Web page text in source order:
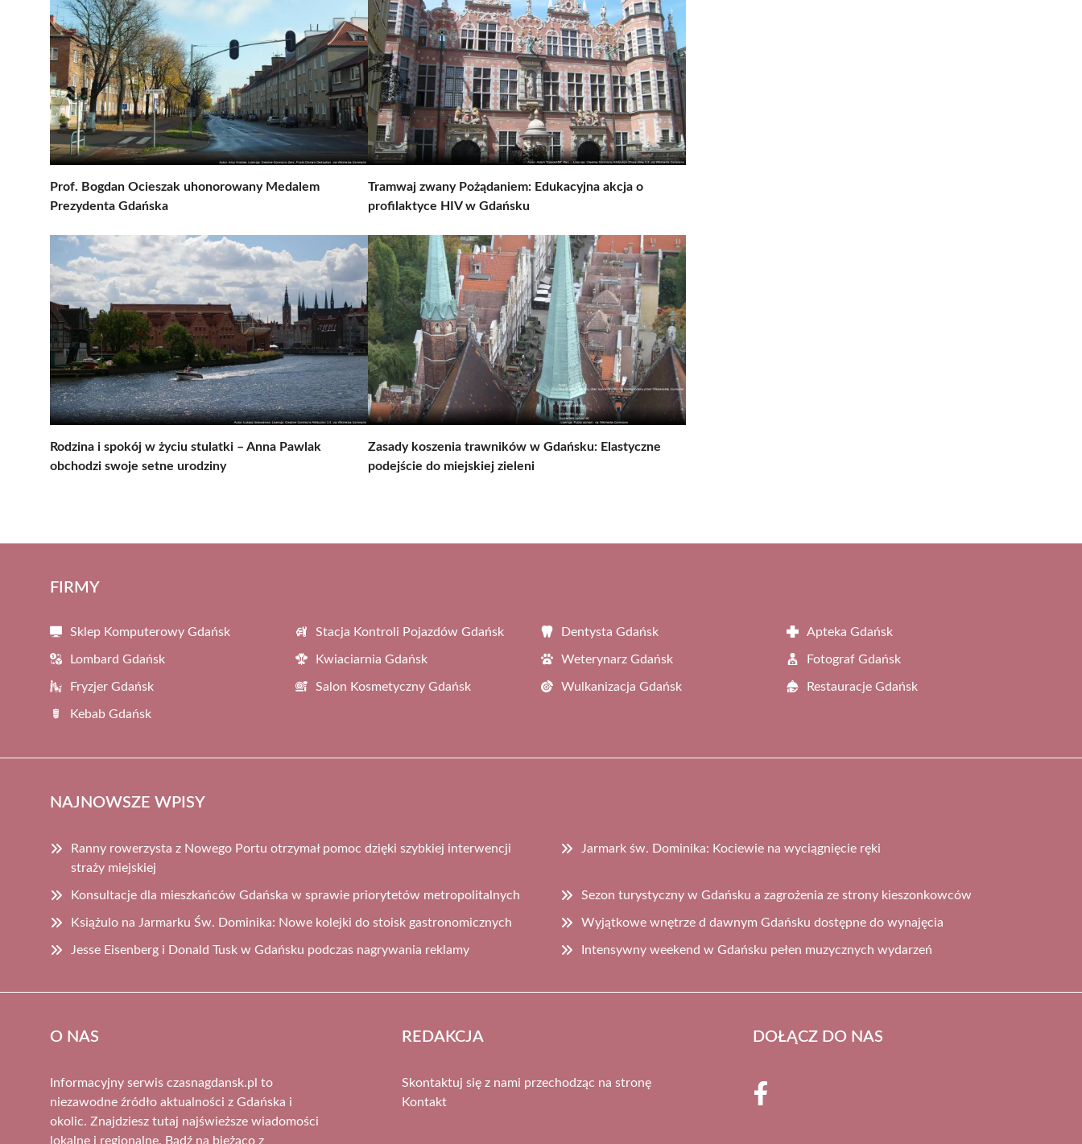
Prof. Bogdan Ocieszak uhonorowany Medalem
Prezydenta Gdańska
Tramwaj zwany Pożądaniem: Edukacyjna akcja o
profilaktyce HIV w Gdańsku
Rodzina i spokój w życiu stulatki – Anna Pawlak
obchodzi swoje setne urodziny
Zasady koszenia trawników w Gdańsku: Elastyczne
podejście do miejskiej zieleni
FIRMY
Sklep Komputerowy Gdańsk Stacja Kontroli Pojazdów Gdańsk Dentysta Gdańsk Apteka Gdańsk
Lombard Gdańsk Kwiaciarnia Gdańsk Weterynarz Gdańsk Fotograf Gdańsk
Fryzjer Gdańsk Salon Kosmetyczny Gdańsk Wulkanizacja Gdańsk Restauracje Gdańsk
Kebab Gdańsk
NAJNOWSZE WPISY
Ranny rowerzysta z Nowego Portu otrzymał pomoc dzięki szybkiej interwencji
straży miejskiej
Jarmark św. Dominika: Kociewie na wyciągnięcie ręki
Konsultacje dla mieszkańców Gdańska w sprawie priorytetów metropolitalnych Sezon turystyczny w Gdańsku a zagrożenia ze strony kieszonkowców
Książulo na Jarmarku Św. Dominika: Nowe kolejki do stoisk gastronomicznych Wyjątkowe wnętrze d dawnym Gdańsku dostępne do wynajęcia
Jesse Eisenberg i Donald Tusk w Gdańsku podczas nagrywania reklamy Intensywny weekend w Gdańsku pełen muzycznych wydarzeń
O NAS
Informacyjny serwis czasnagdansk.pl to
niezawodne źródło aktualności z Gdańska i
okolic. Znajdziesz tutaj najświeższe wiadomości
lokalne i regionalne. Bądź na bieżąco z
REDAKCJA
Skontaktuj się z nami przechodząc na stronę
Kontakt
DOŁĄCZ DO NAS